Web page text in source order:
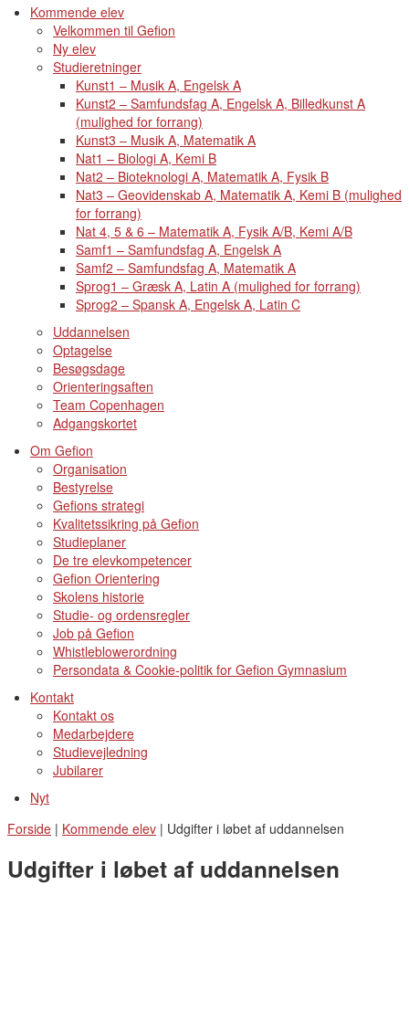
Kommende elev
Velkommen til Gefion
Ny elev
Studieretninger
Kunst1 – Musik A, Engelsk A
Kunst2 – Samfundsfag A, Engelsk A, Billedkunst A
(mulighed for forrang)
Kunst3 – Musik A, Matematik A
Nat1 – Biologi A, Kemi B
Nat2 – Bioteknologi A, Matematik A, Fysik B
Nat3 – Geovidenskab A, Matematik A, Kemi B (mulighed
for forrang)
Nat 4, 5 & 6 – Matematik A, Fysik A/B, Kemi A/B
Samf1 – Samfundsfag A, Engelsk A
Samf2 – Samfundsfag A, Matematik A
Sprog1 – Græsk A, Latin A (mulighed for forrang)
Sprog2 – Spansk A, Engelsk A, Latin C
Uddannelsen
Optagelse
Besøgsdage
Orienteringsaften
Team Copenhagen
Adgangskortet
Om Gefion
Organisation
Bestyrelse
Gefions strategi
Kvalitetssikring på Gefion
Studieplaner
De tre elevkompetencer
Gefion Orientering
Skolens historie
Studie- og ordensregler
Job på Gefion
Whistleblowerordning
Persondata & Cookie-politik for Gefion Gymnasium
Kontakt
Kontakt os
Medarbejdere
Studievejledning
Jubilarer
Nyt
Forside | Kommende elev | Udgifter i løbet af uddannelsen
Udgifter i løbet af uddannelsen